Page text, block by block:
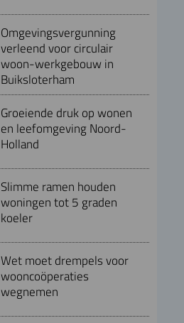
Omgevingsvergunning
verleend voor circulair
woon-werkgebouw in
Buiksloterham
Groeiende druk op wonen
en leefomgeving Noord-
Holland
Slimme ramen houden
woningen tot 5 graden
koeler
Wet moet drempels voor
wooncoöperaties
wegnemen